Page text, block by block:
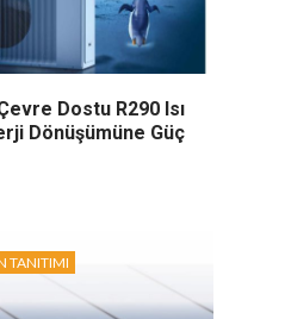
Dostu R290 Isı
Dönüşümüne Güç
TANITIMI